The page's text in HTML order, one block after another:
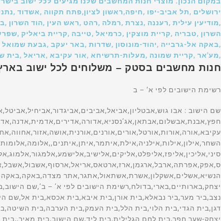
ירושלים ,תל אביב-יפו ,חיפה,ראשון לציון,פתח תקווה ,אשדוד
,מודיעין עילית ,רעננה ,נצרת ,רמלה ,רהט ,ראש העין ,הוד
השרון ,טבריה ,קריית מוצקין ,כרמיאל ,טייבה ,קריית ביאליק
,באקה אל-גרבייה ,יהוד-מונוסון ,שדרות ,באר יעקב ,גבעת
,מע'אר ,קריית שמונה ,מעלות-תרשיחא ,אור עקיבא ,אריאל ,בית
חנות מחשבים בסטק – משלוחים לכל ישוב
רשימת הישובים לפי א’ – ב
שם הישוב : אבו גוש,אבטליון,אביאל,אביבים,אביגדור,אביחיל,אביטל,אביעזר,אבירים,אבן יהודה,אבן מנחם,אבן ספיר,אבן שמואל,אבני איתן,אבני חפץ,אבנת,אבשלום,אבתאן,אג’נסניא,אדורה,אדירים,אדמית,אדנה,אדרת,אהלו,אודים,אודלה,שם הישוב,אודם,אוהד,אום אל-פחם,אומן,אומץ,אופקים,אוצרין,אור הגנוז,אור הנר,אור יהודה,אור עקיבא,אורה,אורות,אורטל,אורים,אורנים,אורנית,אושה,אזור,אחווה,אחוזם,אחוזת ברק,אחיהוד,אחיטוב,אחיסמך,אחיעזר,איבים,אייל,איילת השחר,אילון,אילות,אילניה,אילת,איתמר,איתן,איתנים,,אלומה,אלומות,אלון הגליל,אלון מורה,אלון שבות,אלוני אבא,אלוני הבשן,אלוני יצחק,אלונים,אלי-עד,אלי סיני,אליכין,אליפז,אליפלט,אליקים,אלישיב,אלישמע,אלמגור,אלמוג,אלעד,אלעזר,אלפי מנשה,אלקוש,אלקנה,אמונים,אמירים,אמנון,אמציה,אפיק,אפיקים,אפעל בית אב,אפעל מרכז ס,אפק,אפרתה,ארבל,ארגמן,ארז,ארטאס,אריאל,ארסוף,אשבול,אשבל,אשדוד,אשדות יעקב )איחוד(,אשדות יעקב )מאוחד(,אשחר,אשכולות,אשל הנשיא,אשלים,אשקלון,אשרת,אשתאול,אתגר,אתר מצדה,באקה,באקה אל-גרביה,באקה אל שרק,באר אורה,באר גנים,באר טוביה,באר יעקב,באר מילכה,באר שבע,בארות יצחק,בארותיים,בארי,בדולח,רשימת הישובים לפי א’ – ב’,שם הישוב,בוסתן הגליל,בועיינה-נוגידאת,בוקעאתא,בורגתה,בורהאם,בורין,בורקה,בזאריה,בחן,בטחה,ביאדה,ביוכי,ביצרון,ביר א נצב,ביר מער,ביר נבאלא,בית אורן,בית איבא,בית אכסא,בית אל,שם הישוב,בית אל ב,בית אללו,בית אלעזרי,בית אלפא,בית אמין,בית אריה,בית ברל,,בית גוברין,בית גמליאל,בית גן,בית דגן,בית הגדי,בית הלוי,בית הלל,בית העמק,בית הערבה,בית השיטה,בית זית,בית זרע,בית חורון,בית חירות,בית חלקיה,בית חנן,בית חנניה,בית חשמונאי,בית יהושע,בית יוסף,בית ינאי,בית יצחק-שער חפר,בית לחם הגלילית,בית ליד,שם הישוב,בית מאיר,,בית נחמיה,בית ניר,בית נקופה,בית סירא,בית עובד,בית עוזיאל,בית עזרא,בית עריף,בית צבי,בית קמה,בית קשת,בית רבן,בית רימון,בית שאן,בית שמש,בית שערים,בית שקמה,ביתין,ביתן אהרן,ביתר עילית,בכורה,בלפוריה,בן זכאי,בן עמי,בן שמן )כפר נוער(,שם הישוב,בן שמן )מושב(,בני ברק,בני דקלים,בני דרום,בני דרור,בני יהודה,בני נעים,בני נצרים,בני עטרות,בני עי”ש,בני עצמון,בני ציון,בני ראם,בניה,בנימינה-גבעת עדה,בסמ”ה,בסמת טבעון,בענה,בצרה,בצת,בקוע,בקעות,בר גיורא,בר יוחאי,ברוקין,ברור חיל,ברוש,ברכה,ברכיה,ברעם,ברק,ברקא,ברקאי,ברקין,ברקן,ברקת,בת הדר,בת חן,בת חפר,בת חצור,בת ים,רשימת הישובים לפי א’ – ב’,שם הישוב,בת עין,בת שלמה, תימן,גאולים,גבולות,גבים,גבע,גבע בנימין,גבע כרמל,גבעולים,גבעון החדשה,גבעות בר,שם הישוב,גבעת אבני,גבעת אלה,גבעת ברנר,גבעת השלושה,גבעת זאב,גבעת ח”ן,גבעת חיים )איחוד(,גבעת חיים )מאוחד(,גבעת יואב,גבעת יערים,גבעת ישעיהו,גבעת כ”ח,גבעת ניל”י,גבעת עדה,גבעת עוז,גבעת שמואל,גבעת שמש,גבעת שפירא,גבעתי,גבעתיים,גברעם,גבת,גדות,גדיד,גדיש,גדעונה,גדרה,גולס,גונן,גורן,גורנות הגליל,גזית,גזר,גיאה,גיבתון,גיזו,גילון,גילת,גינוסר,גיניגר,גינתון,גיתה,גיתית,גלאון,שם הישוב,גלגוליה,גלגל,גליל ים,גלעד )אבן יצחק(,גמזו,גן אור,גן הדרום,גן השומרון,גן חיים,גן יאשיה,גן יבנה,גן נר,גן שורק,גן שלמה,גן שמואל,גנאביב )שבט(,גנות,גנות הדר,גני הדר,גני טל,גני טל *,גני יהודה,גני יוחנן,גני מודיעין,גני עם,גני תקווה,גנים,גסר א-זרקא,געש,געתון,גפן,גוש חלב(,גשור,גשר,גשר הזיו,גת,גת )קיבוץ(,גת בגליל,גת רימון,דאלית אל-כרמל,דבורה,שם הישוב,דבוריה,דבירה,דברת,דגניה א,דגניה ב,דוגית,דולב,דורות,דימונה,רשימת הישובים לפי א’ – ב’,שםהישוב,דישון,דליה,דלתון,דן,דנאבה,דפנה,דקל, האון,הבונים,הגושרים,הדר עם,הוד השרון,הודיה,הודיות,הושעיה,הזורע,הזורעים,החותרים,היוגב,הילה,המעפיל,הסוללים,העוגן,הר אדר,הר גילה,הר עמשא,הראל,הרדוף,הרצליה,הררית, ורד יריחו,,זיקים,זיתן,זכרון יעקב,זכריה,זלפה,זמר,זמרת,זנוח,זרועה,זרזיר,זרחיה,חבצלת השרון,חבר,חברון,חגה,חגור,חגי,חגילה,חגלה,חד-נס,,חדרה,חולדה,חולון,חולית,חולתה,חומש,חוסן,חופית,חוקוק,חורפיש,חורשים,חות שלם,חזון,חיבת ציון,חיננית,חיפה,חירות,חלוץ,חלחול,חלמיש,שם הישוב,חלף,חלץ,חלת אל פולה,חמד,חמדיה,חמדת,חמרה,חניאל,חניתה,חנתון,חסכה,חספין,חפץ חיים,חפצי-בה,חצב,חצבה,חצור-אשדוד,חצור הגלילית,חצר בארותיים,חצרות חולדה,חצרות חפר,חצרות יסף,חצרות כ”ח,חצרים,חרוצים,חריש -קציר,חרמש,חרסה,חרשים,חשמונאים,טבעון,טבריה,טובא-זנגריה,טייבה )בעמק(,טירה,טירת יהודה,טירת כרמל,טירת צבי,טל-אל,טל שחר,טלוזה,טללים,טלמון,טמון,טמרה,טמרה )יזרעאל(,טנא,טפחות,יאנוח,יאנוח-גת,יבול,יבנאל,יבנה,יברוד,יגור,יגל,יד בנימין,יד השמונה,יד חנה,יד מרדכי,יד נתן,יד רמב”ם,ידידה,יהוד-מונוסון,יהל,יובל,יובלים,יודפת,יונתן,יושיביה,יזרעאל,יזרעם,יחיעם,יטבתה,ייט”ב,יכיני,ינון,יסוד המעלה,יסודות,יסעור,יעד,יעל,יעף,יערה,יפית,יפעת,יפתח,יצהר,יציץ,יקום,יקיר,שם הישוב,יקנעם )מושבה(,יקנעם עילית,יראון,ירדנה,ירוחם,ירושלים,ירחיב,ירכא,ירקונה,ישע,ישעי,ישרש,יתד,יתיר,כברי,כדורי,כדים,כדיתה,כובר,כוכב השחר,כוכב יאיר,כוכב יעקב,כוכב מיכאל,כור,כורזים,כיסופים,כישור,כליל,כלנית,כמהין,כמון,כנות,כנף,כנרת )מושבה(,כנרת )קבוצה(,כסיפה,כסלון,רשימת הישובים לפי א’ – ב’,שם הישוב,,כפיר,כפר אביב,כפר אדומים,כפר אוריה,כפר אזר,כפר אחים,כפר ביאליק,כפר ביל”ו,כפר בלום,כפר בן נון,כפר ברוך,כפר גדעון,כפר גלים,כפר גליקסון,כפר גלעדי,כפר דניאל,כפר דרום,כפר האורנים,כפר החורש,כפר המכבי,כפר הנגיד,כפר הנוער הדתי,כפר הנשיא,כפר הס,כפר הרא”ה,כפר הרי”ף,כפר ויתקין,כפר ורבורג,כפר ורדים,כפר זוהרים,כפר זיתים,כפר חב”ד,כפר